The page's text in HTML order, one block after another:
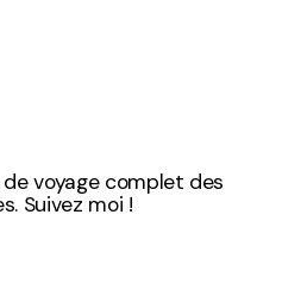
de voyage complet des
Suivez moi !